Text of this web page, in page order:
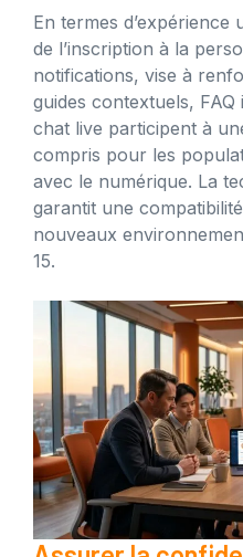
En termes d’expérience
de l’inscription à la
notifications, vise à
guides contextuels,
chat live participent à
compris pour les
avec le numérique. La
garantit une
nouveaux
15.